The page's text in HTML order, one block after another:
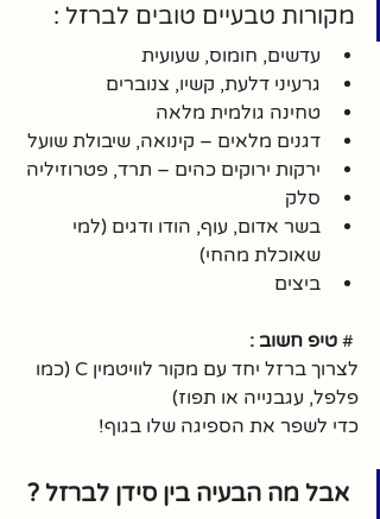
מקורות טבעיים טובים לברזל :
עדשים, חומוס, שעועית
גרעיני דלעת, קשיו, צנוברים
טחינה גולמית מלאה
דגנים מלאים – קינואה, שיבולת שועל
ירקות ירוקים כהים – תרד, פטרוזיליה
סלק
בשר אדום, עוף, הודו ודגים (למי
שאוכלת מהחי)
ביצים
טיפ חשוב :
לצרוך ברזל יחד עם מקור לוויטמין C (כמו
פלפל, עגבנייה או תפוז)
כדי לשפר את הספיגה שלו בגוף!